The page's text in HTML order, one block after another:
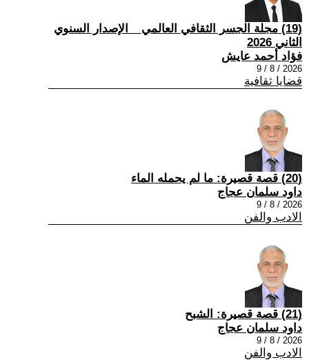
(19) مجلة الجسر الثقافي العالمي _ الإصدار السنوي
الثاني 2026
فؤاد أحمد عايش
2026 / 8 / 9
قضايا ثقافية
(20) قصة قصيرة: ما لم يحمله الماء
داود سلمان عجاج
2026 / 8 / 9
الادب والفن
(21) قصة قصيرة: الشبح
داود سلمان عجاج
2026 / 8 / 9
الادب والفن